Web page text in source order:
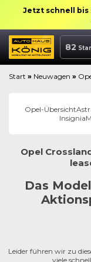
Jetzt schnell bis
82
Start » Neuwagen »
Opel-Übersicht
Insignia
Opel
Das
Leider führen wir zu
viele